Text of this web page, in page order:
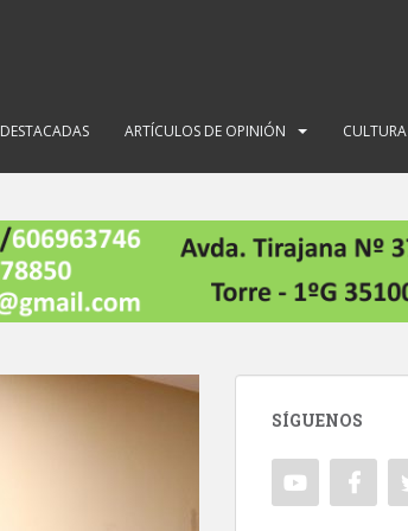
DESTACADAS ARTÍCULOS DE OPINIÓN CULTURA
SÍGUENOS